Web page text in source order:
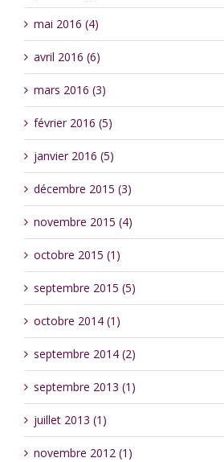
mai 2016 (4)
avril 2016 (6)
mars 2016 (3)
février 2016 (5)
janvier 2016 (5)
décembre 2015 (3)
novembre 2015 (4)
octobre 2015 (1)
septembre 2015 (5)
octobre 2014 (1)
septembre 2014 (2)
septembre 2013 (1)
juillet 2013 (1)
novembre 2012 (1)